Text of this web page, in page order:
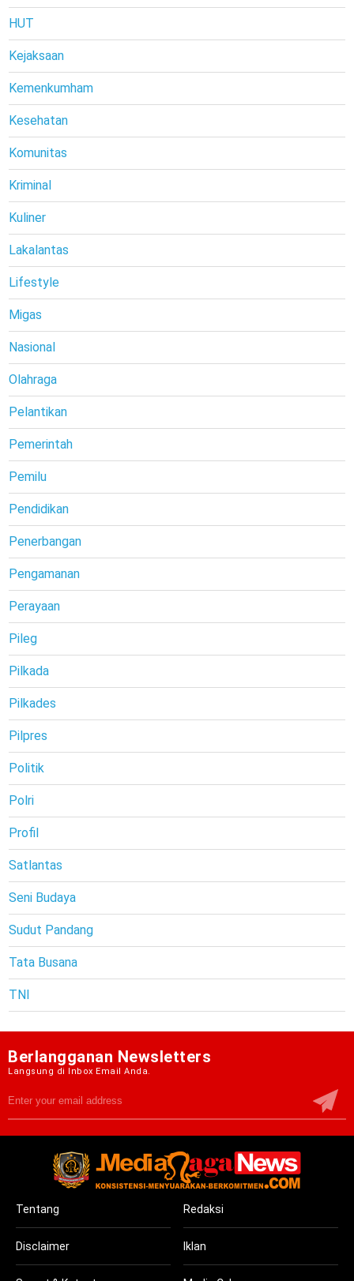
HUT
Kejaksaan
Kemenkumham
Kesehatan
Komunitas
Kriminal
Kuliner
Lakalantas
Lifestyle
Migas
Nasional
Olahraga
Pelantikan
Pemerintah
Pemilu
Pendidikan
Penerbangan
Pengamanan
Perayaan
Pileg
Pilkada
Pilkades
Pilpres
Politik
Polri
Profil
Satlantas
Seni Budaya
Sudut Pandang
Tata Busana
TNI
Berlangganan Newsletters
Langsung di Inbox Email Anda.
Tentang Redaksi
Disclaimer Iklan